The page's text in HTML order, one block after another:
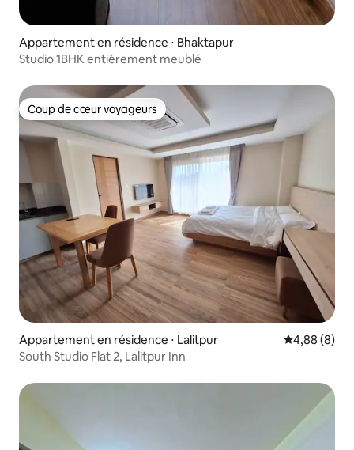
Appartement en résidence ⋅ Bhaktapur
Studio 1BHK entièrement meublé
Coup de cœur voyageurs
Coup de cœur voyageurs
Appartement en résidence ⋅ Lalitpur Évaluation
4,88 (8)
South Studio Flat 2, Lalitpur Inn